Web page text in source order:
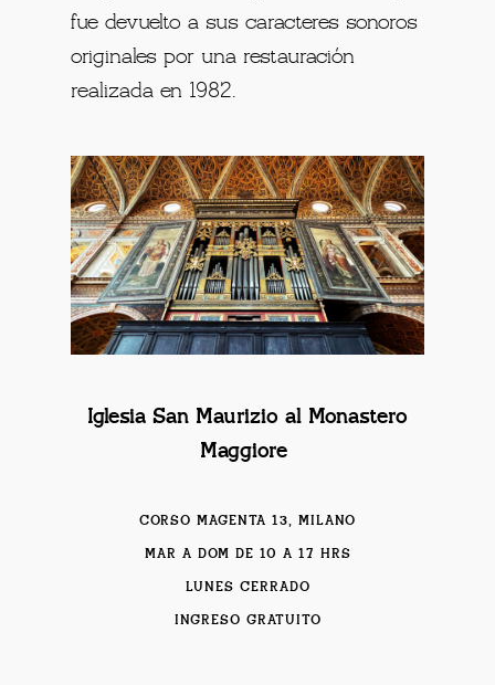
fue devuelto a sus caracteres sonoros
originales por una restauración
realizada en 1982.
Iglesia San Maurizio al Monastero
Maggiore
CORSO MAGENTA 13, MILANO
MAR A DOM DE 10 A 17 HRS
LUNES CERRADO
INGRESO GRATUITO